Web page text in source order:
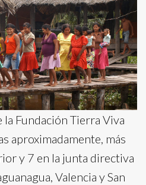
Fundación Tierra Viva
aproximadamente, más
y 7 en la junta directiva
Valencia y San